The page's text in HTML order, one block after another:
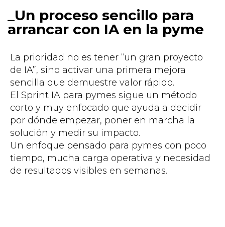
Un proceso sencillo para
arrancar con IA en la pyme
La prioridad no es tener “un gran proyecto
de IA”, sino activar una primera mejora
sencilla que demuestre valor rápido.
El Sprint IA para pymes sigue un método
corto y muy enfocado que ayuda a decidir
por dónde empezar, poner en marcha la
solución y medir su impacto.
Un enfoque pensado para pymes con poco
tiempo, mucha carga operativa y necesidad
de resultados visibles en semanas.